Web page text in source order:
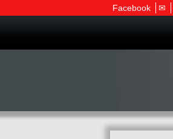
Facebook ✉